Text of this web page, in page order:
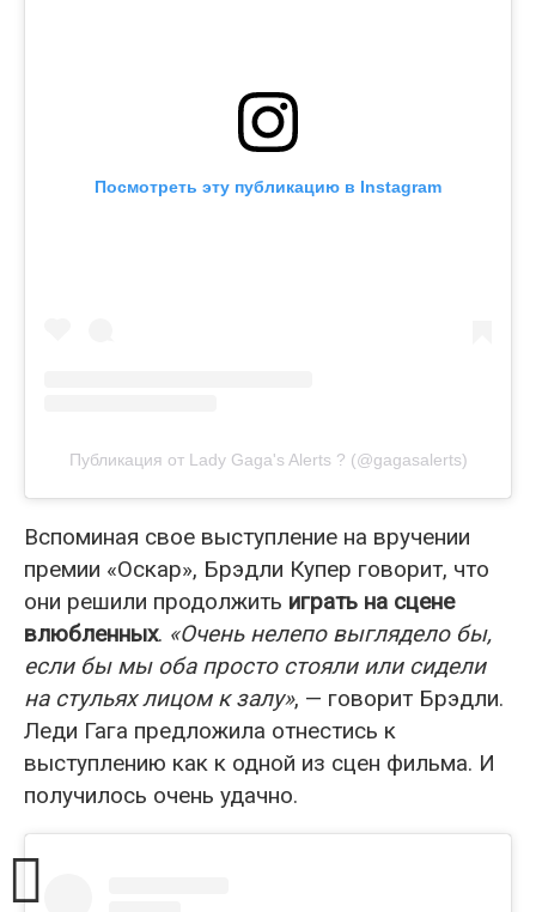
Посмотреть эту публикацию в Instagram
Публикация от Lady Gaga's Alerts ? (@gagasalerts)
Вспоминая свое выступление на вручении
премии «Оскар», Брэдли Купер говорит, что
они решили продолжить играть на сцене
влюбленных. «Очень нелепо выглядело бы,
если бы мы оба просто стояли или сидели
на стульях лицом к залу», — говорит Брэдли.
Леди Гага предложила отнестись к
выступлению как к одной из сцен фильма. И
получилось очень удачно.